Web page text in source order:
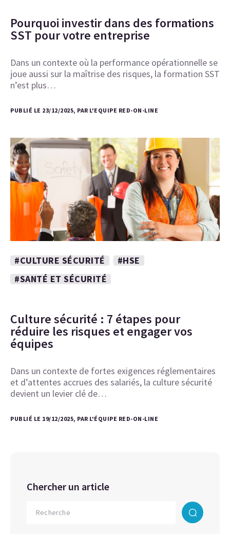
Pourquoi investir dans des formations
SST pour votre entreprise
Dans un contexte où la performance opérationnelle se
joue aussi sur la maîtrise des risques, la formation SST
n’est plus…
PUBLIÉ LE 23/12/2025, PAR L'EQUIPE RED-ON-LINE
#CULTURE SÉCURITÉ
#HSE
#SANTÉ ET SÉCURITÉ
Culture sécurité : 7 étapes pour
réduire les risques et engager vos
équipes
Dans un contexte de fortes exigences réglementaires
et d’attentes accrues des salariés, la culture sécurité
devient un levier clé de…
PUBLIÉ LE 19/12/2025, PAR L'ÉQUIPE RED-ON-LINE
Chercher un article